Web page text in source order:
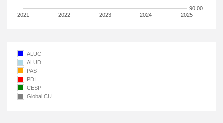
2021 2022 2023 2024 2025
90.00
ALUC
ALUD
PAS
PDI
CESP
Global CU